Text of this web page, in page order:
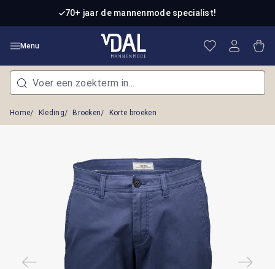
Ga naar de hoofdinhoud70+ jaar de mannenmode specialist!
Menu Je hebt 0
Home Kleding Broeken Korte broeken